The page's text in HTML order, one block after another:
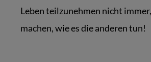
Leben teilzunehmen nicht
machen, wie es die anderen tun!